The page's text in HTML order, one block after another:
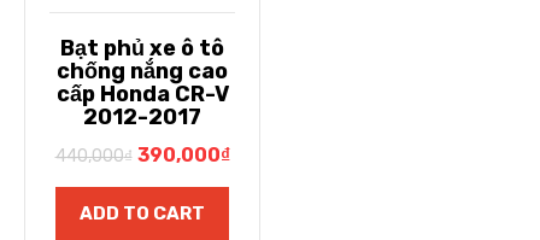
Bạt phủ xe ô tô
chống nắng cao
cấp Honda CR-V
2012-2017
440,000₫ 390,000₫
ADD TO CART